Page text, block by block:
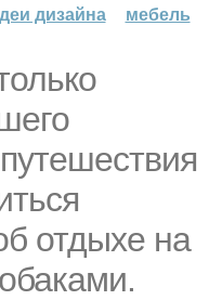
дизайна мебель
отдыхе на